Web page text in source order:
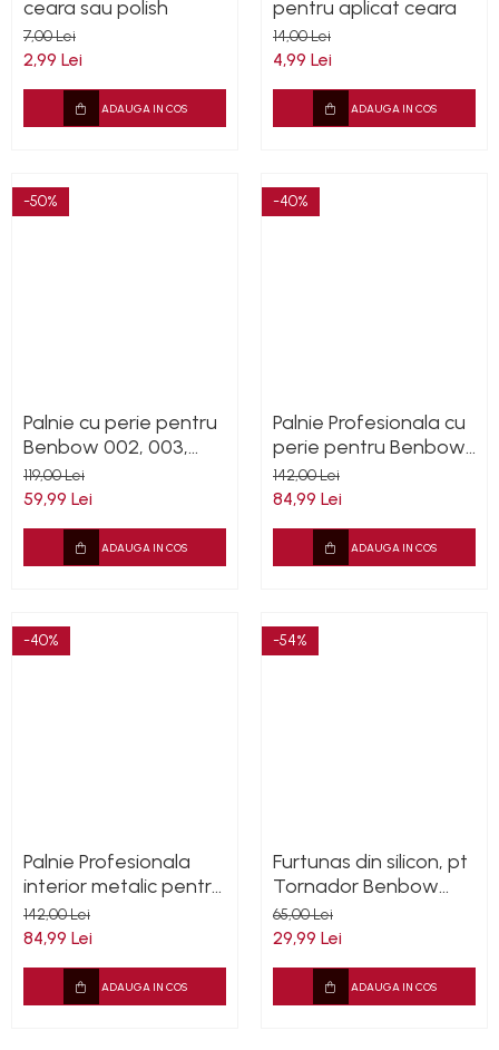
ceara sau polish
7,00 Lei
2,99 Lei
ADAUGA IN COS
pentru aplicat ceara
14,00 Lei
4,99 Lei
ADAUGA IN COS
-50%
Palnie cu perie pentru
Benbow 002, 003,
004, 008 Autotool
119,00 Lei
59,99 Lei
ADAUGA IN COS
-40%
Palnie Profesionala cu
perie pentru Benbow
101, 100
142,00 Lei
84,99 Lei
ADAUGA IN COS
-40%
Palnie Profesionala
interior metalic pentru
Benbow 101, 100
142,00 Lei
84,99 Lei
ADAUGA IN COS
-54%
Furtunas din silicon, pt
Tornador Benbow
003, 004 si Autotool
65,00 Lei
29,99 Lei
ADAUGA IN COS